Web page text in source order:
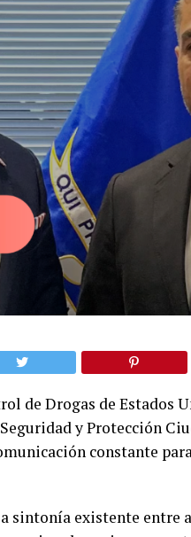
de Drogas de Estados
y Protección
constante
sintonía existente entre